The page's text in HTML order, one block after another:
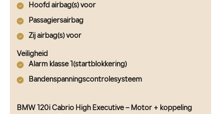
Hoofd airbag(s) voor
Passagiersairbag
Zij airbag(s) voor
Veiligheid
Alarm klasse 1(startblokkering)
Bandenspanningscontrolesysteem
BMW 120i Cabrio High Executive – Motor + koppeling